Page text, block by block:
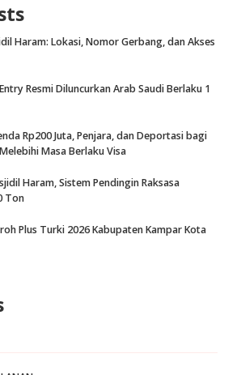
Haram: Lokasi, Nomor Gerbang, dan Akses
Resmi Diluncurkan Arab Saudi Berlaku 1
Rp200 Juta, Penjara, dan Deportasi bagi
Masa Berlaku Visa
Haram, Sistem Pendingin Raksasa
Ton
Plus Turki 2026 Kabupaten Kampar Kota